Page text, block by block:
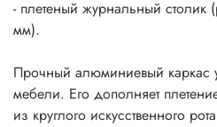
- плетеный журнальный
мм).
Прочный алюминиевый каркас
мебели. Его дополняет
из круглого искусственного